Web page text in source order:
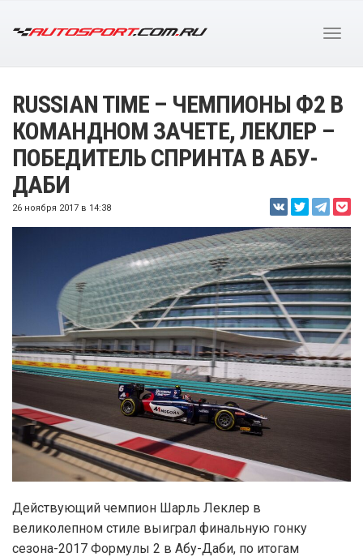
RUSSIAN TIME – ЧЕМПИОНЫ Ф2 В
КОМАНДНОМ ЗАЧЕТЕ, ЛЕКЛЕР –
ПОБЕДИТЕЛЬ СПРИНТА В АБУ-
ДАБИ
26 ноября 2017 в 14:38
Действующий чемпион Шарль Леклер в
великолепном стиле выиграл финальную гонку
сезона-2017 Формулы 2 в Абу-Даби, по итогам